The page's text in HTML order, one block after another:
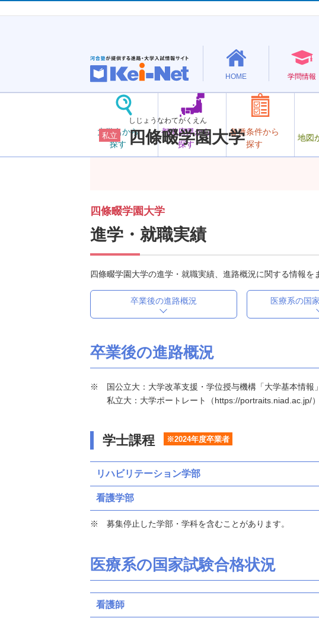
HOME 学問情報
大学名から
探す
都道府県から
探す
各種条件から
探す
地図
私立
しじょうなわてがくえん
四條畷学園大学
四條畷学園大学
進学・就職実績
四條畷学園大学の進学・就職実績、進路概況に関する情報を
卒業後の進路概況 医療系の国
卒業後の進路概況
国公立大：大学改革支援・学位授与機構「大学基本情
私立大：大学ポートレート（https://portraits.niad.ac.jp/
学士課程 ※2024年度卒業者
リハビリテーション学部
看護学部
募集停止した学部・学科を含むことがあります。
医療系の国家試験合格状況
看護師